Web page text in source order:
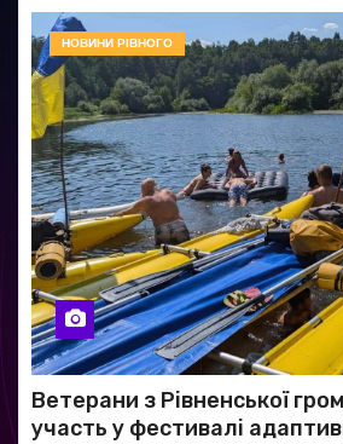
НОВИНИ РІВНОГО
Ветерани з Рівненської
участь у фестивалі